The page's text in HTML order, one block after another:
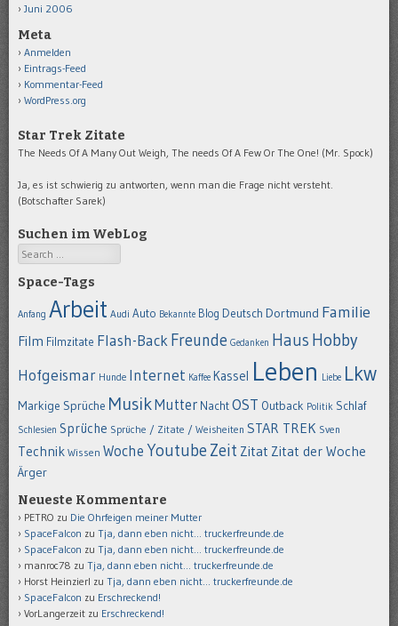
Juni 2006
Meta
Anmelden
Eintrags-Feed
Kommentar-Feed
WordPress.org
Star Trek Zitate
The Needs Of A Many Out Weigh, The needs Of A Few Or The One! (Mr. Spock)
Ja, es ist schwierig zu antworten, wenn man die Frage nicht versteht.
(Botschafter Sarek)
Suchen im WebLog
Search
Space-Tags
Anfang Arbeit Audi Auto Bekannte Blog Deutsch Dortmund Familie
Film Filmzitate Flash-BackFreunde Gedanken Haus Hobby
Hofgeismar Hunde Internet Kaffee Kassel Leben Liebe Lkw
Markige Sprüche MusikMutter NachtOST Outback Politik Schlaf
Schlesien Sprüche Sprüche / Zitate / Weisheiten STAR TREK Sven
Technik Wissen Woche Youtube Zeit Zitat Zitat der Woche
Ärger
Neueste Kommentare
PETRO zu Die Ohrfeigen meiner Mutter
SpaceFalcon zu Tja, dann eben nicht… truckerfreunde.de
SpaceFalcon zu Tja, dann eben nicht… truckerfreunde.de
manroc78 zu Tja, dann eben nicht… truckerfreunde.de
Horst Heinzierl zu Tja, dann eben nicht… truckerfreunde.de
SpaceFalcon zu Erschreckend!
VorLangerzeit zu Erschreckend!